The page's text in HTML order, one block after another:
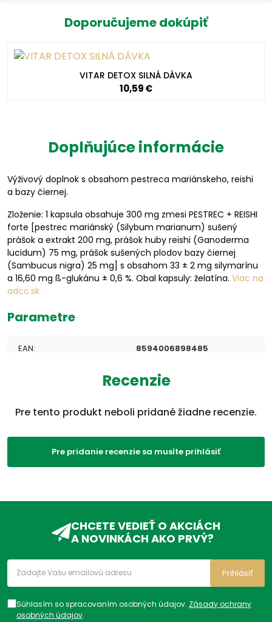
Doporučujeme dokúpiť
VITAR DETOX SILNÁ DÁVKA
10,59 €
Doplňujúce informácie
Výživový doplnok s obsahom pestreca mariánskeho, reishi
a bazy čiernej.
Zloženie: 1 kapsula obsahuje 300 mg zmesi PESTREC + REISHI
forte [pestrec mariánský (Silybum marianum) sušený
prášok a extrakt 200 mg, prášok huby reishi (Ganoderma
lucidum) 75 mg, prášok sušených plodov bazy čiernej
(Sambucus nigra) 25 mg] s obsahom 33 ± 2 mg silymarínu
a 16,60 mg ß-glukánu ± 0,6 %. Obal kapsuly: želatína. Viac na
adcc.sk
Parametre
EAN: 8594006898485
Sylimarin
Produkty
ADC Klasifikácia: VD, VDC, VDC30,
Recenzie
Pre tento produkt neboli pridané žiadne recenzie.
Pre pridanie recenzie sa musíte prihlásiť
CHCETE VEDIEŤ O AKCIÁCH
A NOVINKÁCH AKO PRVÝ?
Súhlasím so spracovaním osobných údajov. Zásady ochrany
osobných údajov.
Prihlásiť